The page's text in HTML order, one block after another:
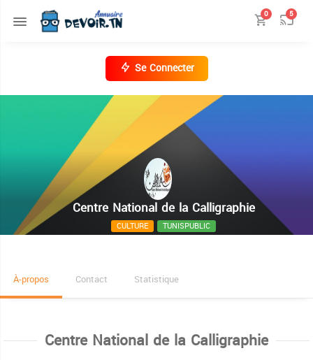
0 5
Se Connecter
Centre National de la Calligraphie
CULTURE TUNISPUBLIC
8, rue Essalem, Sidi Ali Chiha, Halfaouin
À-propos Contact Statistique
Centre National de la Calligraphie